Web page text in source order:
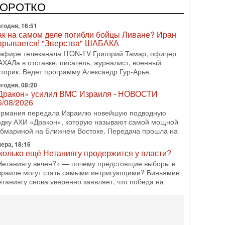
АХИ «Дракон» (Drakon), которая уже стала самой
субмариной в истории ЦАХАЛ. Но почему её
16:51
на самом деле погибли бойцы Ливане? Иран
"Зверства" ШАБАКА
телеканала ITON-TV Григорий Тамар, офицер
в отставке, писатель, журналист, военный
Ведет программу Александр Гур-Арье.
08:20
усилил ВМС Израиля - НОВОСТИ
08/2026
передала Израилю новейшую подводную
АХИ «Дракон», которую называют самой мощной
на Ближнем Востоке. Передача прошла на
18:16
ещё Нетаниягу продержится у власти?
вечен?» — почему предстоящие выборы в
могут стать самыми интригующими? Биньямин
снова уверенно заявляет, что победа на